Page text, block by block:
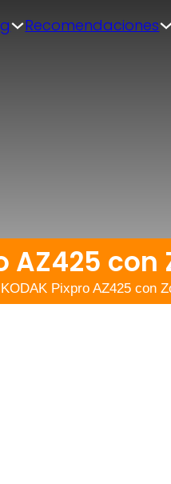
Recomendaciones
con
Pixpro AZ425 con